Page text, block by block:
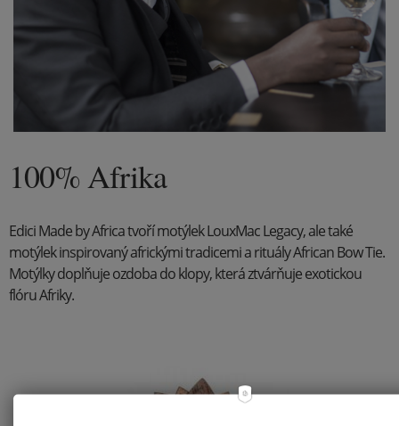
100% Afrika
Edici Made by Africa tvoří motýlek LouxMac Legacy, ale také
motýlek inspirovaný africkými tradicemi a rituály African Bow Tie.
Motýlky doplňuje ozdoba do klopy, která ztvárňuje exotickou
flóru Afriky.